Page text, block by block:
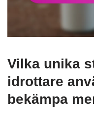
Vilka unika
idrottare
bekämpa